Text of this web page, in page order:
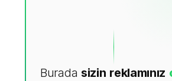
Burada sizin reklamınız